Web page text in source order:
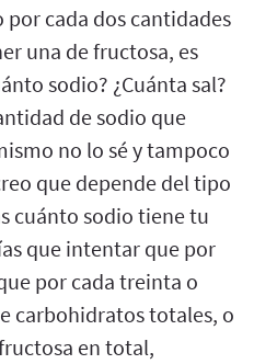
cada dos cantidades
una de fructosa, es
sodio? ¿Cuánta sal?
de sodio que
no lo sé y tampoco
que depende del tipo
cuánto sodio tiene tu
que intentar que por
por cada treinta o
carbohidratos totales, o
en total,